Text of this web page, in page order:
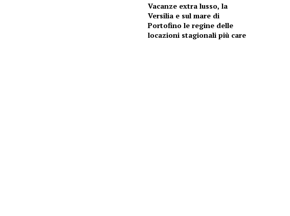
Vacanze extra lusso, la
Versilia e sul mare di
Portofino le regine delle
locazioni stagionali più care